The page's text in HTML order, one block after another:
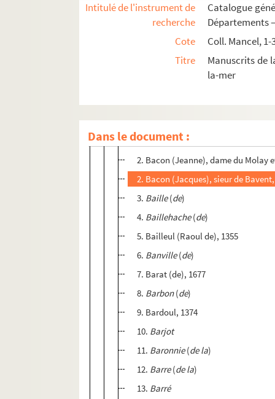
Intitulé de l'instrument de
recherche
Catalogue
Départements
Cote
Coll. Mancel, 1-
Titre
Manuscrits de
la-mer
Dans le document :
Familles nobles de Normandie (Fonds
Mancel 1-22. Recueils de chartes et
Mancel 23-57. Recueil alphabétique de
Mancel 24. B
1.Bachelier(le
2. Bacon (Jeanne), dame du Molay
2. Bacon (Jacques), sieur de
3. Baille(de)
4. Baillehache(de)
5. Bailleul (Raoul de), 1355
6. Banville(de)
7. Barat (de), 1677
8. Barbon(de)
9. Bardoul, 1374
10. Barjot
11. Baronnie(de la)
12. Barre(de la)
13. Barré